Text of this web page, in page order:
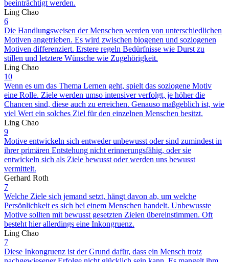
beeinträchtigt werden.
Ling Chao
6
Die Handlungsweisen der Menschen werden von unterschiedlichen
Motiven angetrieben. Es wird zwischen biogenen und soziogenen
Motiven differenziert. Erstere regeln Bedürfnisse wie Durst zu
stillen und letztere Wünsche wie Zugehörigkeit.
Ling Chao
10
Wenn es um das Thema Lernen geht, spielt das soziogene Motiv
eine Rolle. Ziele werden umso intensiver verfolgt, je höher die
Chancen sind, diese auch zu erreichen. Genauso maßgeblich ist, wie
viel Wert ein solches Ziel für den einzelnen Menschen besitzt.
Ling Chao
9
Motive entwickeln sich entweder unbewusst oder sind zumindest in
ihrer primären Entstehung nicht erinnerungsfähig, oder sie
entwickeln sich als Ziele bewusst oder werden uns bewusst
vermittelt.
Gerhard Roth
7
Welche Ziele sich jemand setzt, hängt davon ab, um welche
Persönlichkeit es sich bei einem Menschen handelt. Unbewusste
Motive sollten mit bewusst gesetzten Zielen übereinstimmen. Oft
besteht hier allerdings eine Inkongruenz.
Ling Chao
7
Diese Inkongruenz ist der Grund dafür, dass ein Mensch trotz